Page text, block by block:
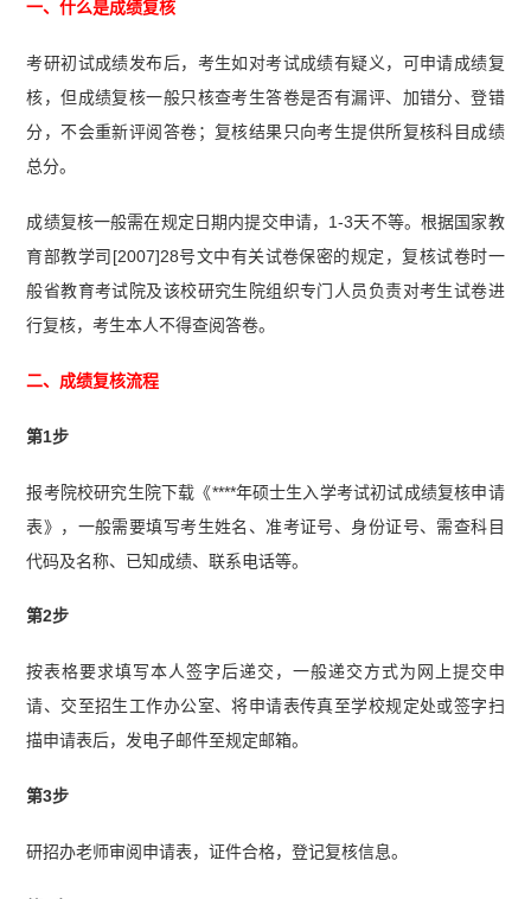
一、什么是成绩复核
考研初试成绩发布后，考生如对考试成绩有疑义，可申请成绩复
核，但成绩复核一般只核查考生答卷是否有漏评、加错分、登错
分，不会重新评阅答卷；复核结果只向考生提供所复核科目成绩
总分。
成绩复核一般需在规定日期内提交申请，1-3天不等。根据国家教
育部教学司[2007]28号文中有关试卷保密的规定，复核试卷时一
般省教育考试院及该校研究生院组织专门人员负责对考生试卷进
行复核，考生本人不得查阅答卷。
二、成绩复核流程
第1步
报考院校研究生院下载《****年硕士生入学考试初试成绩复核申请
表》，一般需要填写考生姓名、准考证号、身份证号、需查科目
代码及名称、已知成绩、联系电话等。
第2步
按表格要求填写本人签字后递交，一般递交方式为网上提交申
请、交至招生工作办公室、将申请表传真至学校规定处或签字扫
描申请表后，发电子邮件至规定邮箱。
第3步
研招办老师审阅申请表，证件合格，登记复核信息。